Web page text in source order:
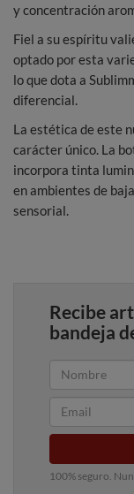
y concentración
Fiel a su espíritu
optado por esta
lo que dota a
diferencial.
La estética de este
carácter único. La
incorpora tinta
en ambientes de
sensorial.
Recibe
bandeja
100% seguro.